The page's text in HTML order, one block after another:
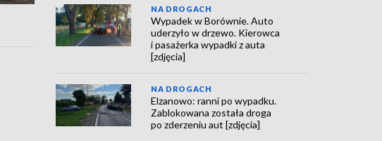
NA DROGACH
Wypadek w Borównie. Auto
uderzyło w drzewo. Kierowca
i pasażerka wypadki z auta
[zdjęcia]
NA DROGACH
Elzanowo: ranni po wypadku.
Zablokowana została droga
po zderzeniu aut [zdjęcia]